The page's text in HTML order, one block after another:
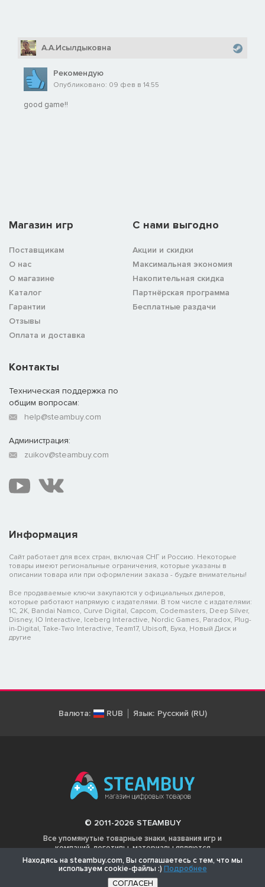
А.А.Исылдыковна
Рекомендую
Опубликовано: 09 фев в 14:55
good game!!
Магазин игр
Поставщикам
О нас
О магазине
Каталог
Гарантии
Отзывы
Оплата и доставка
C нами выгодно
Акции и скидки
Максимальная экономия
Накопительная скидка
Партнёрская программа
Бесплатные раздачи
Информация
Сайт работает для всех стран, включая СНГ и Россию. Некоторые
товары имеют региональные ограничения, которые указаны в
описании товара или при оформлении заказа - будьте внимательны!
Все продаваемые ключи закупаются у официальных дилеров,
которые работают напрямую с издателями. В том числе с издателями:
1C, 2K, Bandai Namco, Curve Digital, Capcom, Codemasters, Deep Silver,
Disney, IO Interactive, Iceberg Interactive, Nordic Games, Paradox, Plug-
in-Digital, Take-Two Interactive, Team17, Ubisoft, Бука, Новый Диск и
другие
Контакты
Техническая поддержка по
общим вопросам:
help@steambuy.com
Администрация:
zuikov@steambuy.com
Валюта: RUB Язык: Русский (RU)
© 2011-2026 STEAMBUY
Все упомянутые товарные знаки, названия игр и
компаний, логотипы, материалы являются
собственностью соответствующих владельцев.
Находясь на steambuy.com, Вы соглашаетесь с тем, что мы
используем cookie-файлы :) Подробнее